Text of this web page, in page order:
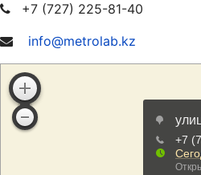
+7 (727) 225-81-40
info@metrolab.kz